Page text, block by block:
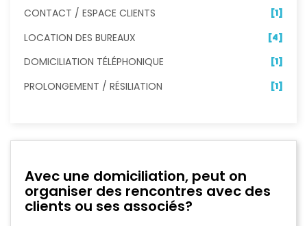
CONTACT / ESPACE CLIENTS [1]
LOCATION DES BUREAUX [4]
DOMICILIATION TÉLÉPHONIQUE [1]
PROLONGEMENT / RÉSILIATION [1]
Avec une domiciliation, peut on
organiser des rencontres avec des
clients ou ses associés?